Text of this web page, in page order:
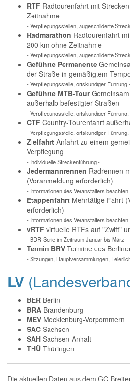
RTF Radtourenfahrt mit
Zeitnahme
- Verpflegungsstellen, augeschilderte
Radmarathon Radtourenfahrt
200 km ohne Zeitnahme
- Verpflegungsstellen, augeschilderte
Geführte Permanente
der Straße in gemäßigtem Tempo
- Verpflegungsstelle, ortskundiger Führung -
Geführte MTB-Tour
außerhalb befestigter Straßen
- Verpflegungsstelle, ortskundiger
CTF Country-Tourenfahrt
- Verpflegungsstelle, ortskundiger
Zielfahrt Anfahrt zu einem
Verpflegung
- Individuelle Streckenführung -
Jedermannrennen Radrennen
(Voranmeldung erforderlich)
- Informationen des Veranstalters beachten
Etappenfahrt Mehrtätige Fahrt
erforderlich)
- Informationen des Veranstalters beachten
vRTF virtuelle RTFs auf "Zwift"
- BDR-Serie im Zeitraum Januar bis März -
Termin BRV Termine des
- Sitzungen, Hauptversammlungen,
LV
BER Berlin
BRA Brandenburg
MEV Mecklenburg-Vorpommern
SAC Sachsen
SAH Sachsen-Anhalt
THÜ Thüringen
Die aktuellen Daten aus dem GC-